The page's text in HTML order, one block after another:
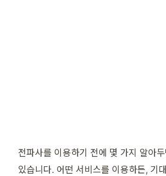
전파사를 이용하기 전에 몇 가지 알아
있습니다. 어떤 서비스를 이용하든, 기